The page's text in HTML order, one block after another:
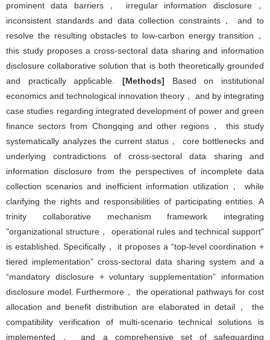
prominent data barriers， irregular information disclosure，
inconsistent standards and data collection constraints， and to
resolve the resulting obstacles to low-carbon energy transition，
this study proposes a cross-sectoral data sharing and information
disclosure collaborative solution that is both theoretically grounded
and practically applicable. [Methods] Based on institutional
economics and technological innovation theory， and by integrating
case studies regarding integrated development of power and green
finance sectors from Chongqing and other regions， this study
systematically analyzes the current status， core bottlenecks and
underlying contradictions of cross-sectoral data sharing and
information disclosure from the perspectives of incomplete data
collection scenarios and inefficient information utilization， while
clarifying the rights and responsibilities of participating entities. A
trinity collaborative mechanism framework integrating
"organizational structure， operational rules and technical support"
is established. Specifically， it proposes a “top-level coordination +
tiered implementation” cross-sectoral data sharing system and a
“mandatory disclosure + voluntary supplementation” information
disclosure model. Furthermore， the operational pathways for cost
allocation and benefit distribution are elaborated in detail， the
compatibility verification of multi-scenario technical solutions is
implemented， and a comprehensive set of safeguarding